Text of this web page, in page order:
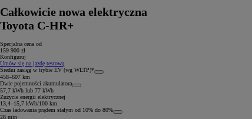
Całkowicie nowa elektryczna
Toyota C-HR+
Specjalna cena od
159 900 zł
Konfiguruj
Umów się na jazdę testową
Średni zasięg w trybie EV (wg WLTP)*
458–607 km
Dwie pojemności akumulatora
57,7 kWh lub 77 kWh
Zużycie energii elektrycznej
13,4–15,7 kWh/100 km
Czas ładowania prądem stałym od 10% do 80%
28 min